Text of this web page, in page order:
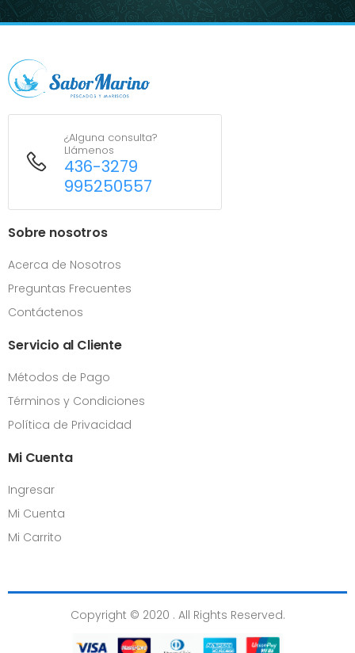
¿Alguna consulta?
Llámenos
436-3279
995250557
Sobre nosotros
Acerca de Nosotros
Preguntas Frecuentes
Contáctenos
Servicio al Cliente
Métodos de Pago
Términos y Condiciones
Política de Privacidad
Mi Cuenta
Ingresar
Mi Cuenta
Mi Carrito
Copyright © 2020 . All Rights Reserved.